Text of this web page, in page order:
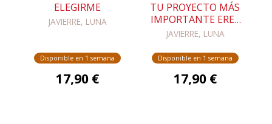
ELEGIRME
JAVIERRE, LUNA
Disponible en 1 semana
17,90 €
TU PROYECTO MÁS
IMPORTANTE ERES
TÚ
JAVIERRE, LUNA
Disponible en 1 semana
17,90 €